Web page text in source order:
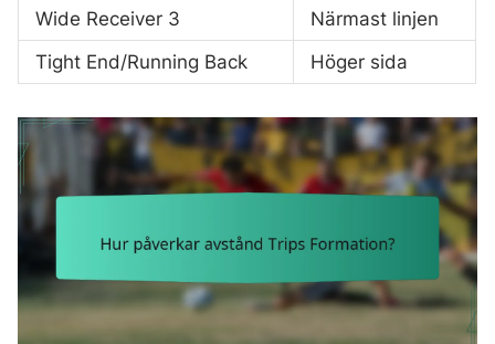
Wide Receiver 3
Närmast linjen
Tight End/Running Back
Höger sida